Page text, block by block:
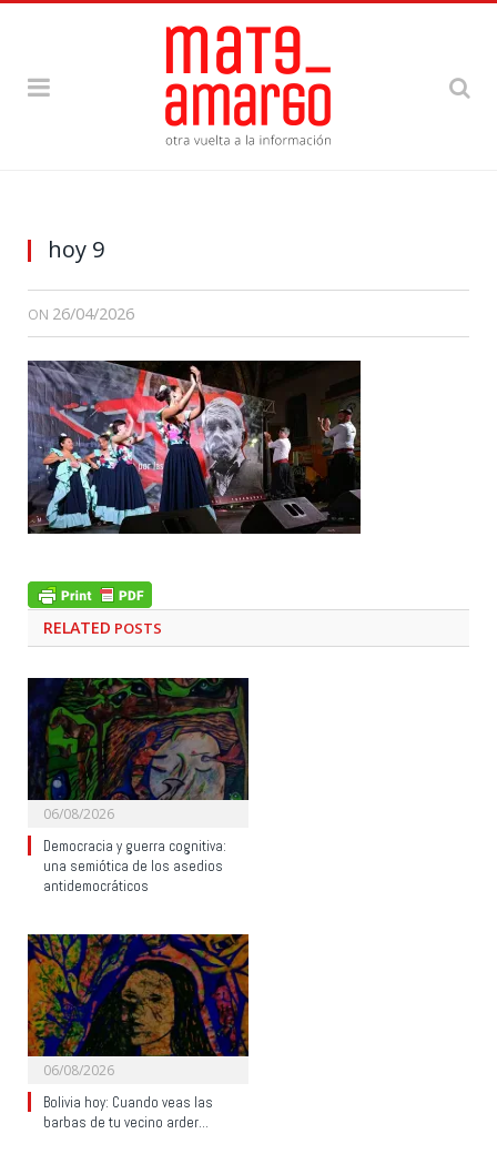
hoy 9
ON 26/04/2026
RELATED POSTS
06/08/2026
Democracia y guerra cognitiva:
una semiótica de los asedios
antidemocráticos
06/08/2026
Bolivia hoy: Cuando veas las
barbas de tu vecino arder…